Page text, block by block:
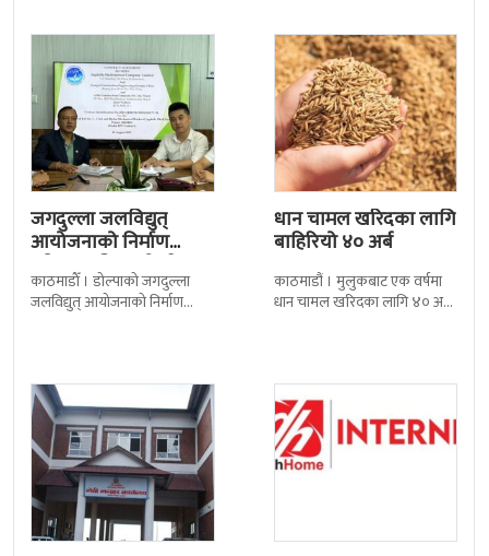
जगदुल्ला जलविद्युत्
आयोजनाको निर्माण
प्रक्रिया अघि बढ्यो : ठेक्का
सम्झौतामा…
काठमाडाैँ । डोल्पाको जगदुल्ला
जलविद्युत् आयोजनाको निर्माण
प्रक्रिया अगाडि बढेको छ । प्रवर्द्धक
कम्पनी र निर्माण व्यवसायीबीच
निर्माणसम्बन्धी द्विपक्षीय सम्झौतामा
धान चामल खरिदका लागि
बाहिरियो ४० अर्ब
काठमाडौं । मुलुकबाट एक वर्षमा
धान चामल खरिदका लागि ४० अर्ब
रुपैयाँभन्दा बढी रकम बाहिरिएको
छ । स्वदेशमै उत्पादन गर्न
मेची भन्सारबाट चिया
निर्यात ३२ प्रतिशतले बढ्यो
जनालाई एक वर्ष…